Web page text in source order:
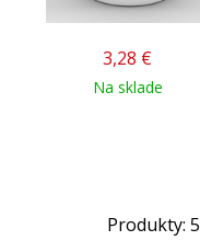
3,28 €
Na sklade
Produkty: 5